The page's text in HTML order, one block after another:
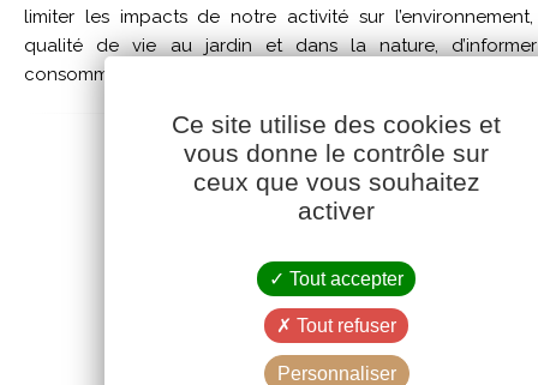
limiter les impacts de notre activité sur
qualité de vie au jardin et dans la nature,
consommateur sur les bonnes pratiques du jardinage.
Ce site utilise des cookies et
vous donne le contrôle sur
ceux que vous souhaitez
activer
Tout accepter
Tout refuser
Personnaliser